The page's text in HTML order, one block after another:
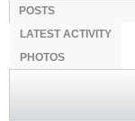
POSTS
LATEST ACTIVITY
PHOTOS